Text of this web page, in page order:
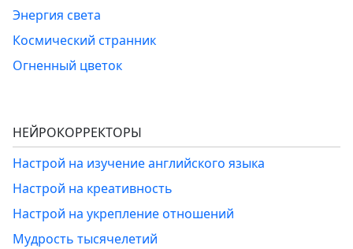
Энергия света
Космический странник
Огненный цветок
НЕЙРОКОРРЕКТОРЫ
Настрой на изучение английского языка
Настрой на креативность
Настрой на укрепление отношений
Мудрость тысячелетий